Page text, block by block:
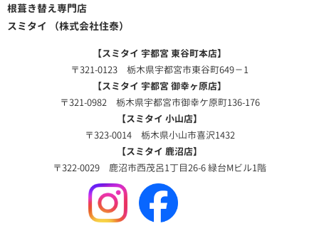
根葺き替え専門店
スミタイ （株式会社住泰）
【スミタイ 宇都宮 東谷町本店】
〒321-0123 栃木県宇都宮市東谷町649－1
【スミタイ 宇都宮 御幸ヶ原店】
〒321-0982 栃木県宇都宮市御幸ケ原町136-176
【スミタイ 小山店】
〒323-0014 栃木県小山市喜沢1432
【スミタイ 鹿沼店】
〒322-0029 鹿沼市西茂呂1丁目26-6 緑台Mビル1階